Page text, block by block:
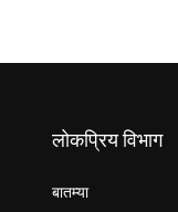
लोकप्रिय विभाग
बातम्या